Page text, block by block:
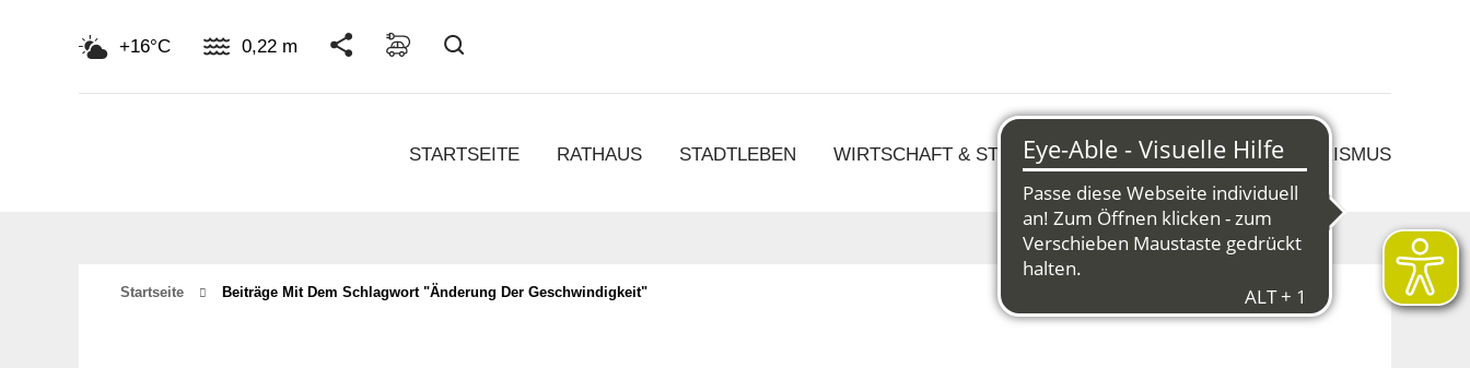
+16°C 0,22 m
STARTSEITE RATHAUS STADTLEBEN WIRTSCHAFT & STRUKTURWANDEL KULTUR & TOURISMUS
Startseite Beiträge Mit Dem Schlagwort "Änderung Der Geschwindigkeit"